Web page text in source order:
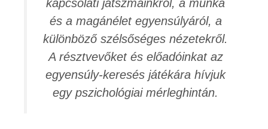
kapcsolati játszmáinkról, a munka
és a magánélet egyensúlyáról, a
különböző szélsőséges nézetekről.
A résztvevőket és előadóinkat az
egyensúly-keresés játékára hívjuk
egy pszichológiai mérleghintán.